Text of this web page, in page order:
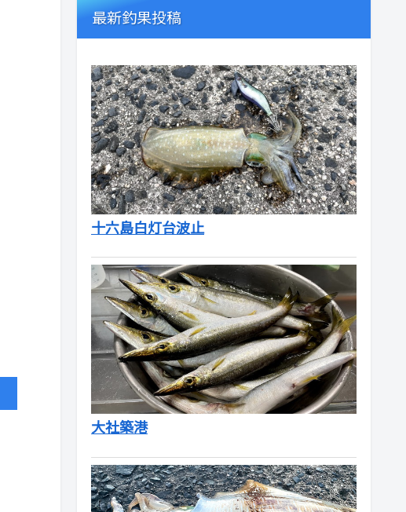
最新釣果投稿
十六島白灯台波止
大社築港